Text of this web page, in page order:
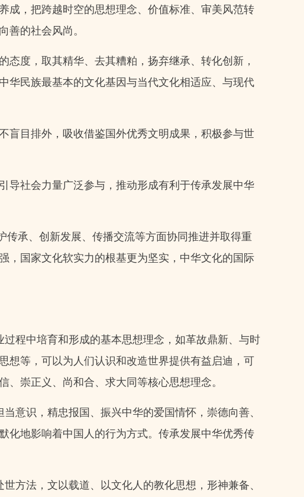
，把跨越时空的思想理念、价值标准、审美风范转
的社会风尚。
度，取其精华、去其糟粕，扬弃继承、转化创新，
华民族最基本的文化基因与当代文化相适应、与现代
目排外，吸收借鉴国外优秀文明成果，积极参与世
社会力量广泛参与，推动形成有利于传承发展中华
承、创新发展、传播交流等方面协同推进并取得重
，国家文化软实力的根基更为坚实，中华文化的国际
程中培育和形成的基本思想理念，如革故鼎新、与时
想等，可以为人们认识和改造世界提供有益启迪，可
崇正义、尚和合、求大同等核心思想理念。
意识，精忠报国、振兴中华的爱国情怀，崇德向善、
化地影响着中国人的行为方式。传承发展中华优秀传
方法，文以载道、以文化人的教化思想，形神兼备、